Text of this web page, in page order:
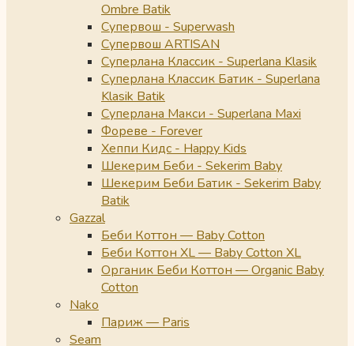
Ombre Batik
Супервош - Superwash
Супервош ARTISAN
Суперлана Классик - Superlana Klasik
Суперлана Классик Батик - Superlana
Klasik Batik
Суперлана Макси - Superlana Maxi
Фореве - Forever
Хеппи Кидс - Happy Kids
Шекерим Беби - Sekerim Baby
Шекерим Беби Батик - Sekerim Baby
Batik
Gazzal
Беби Коттон — Baby Cotton
Беби Коттон XL — Baby Cotton XL
Органик Беби Коттон — Organic Baby
Cotton
Nako
Париж — Paris
Seam